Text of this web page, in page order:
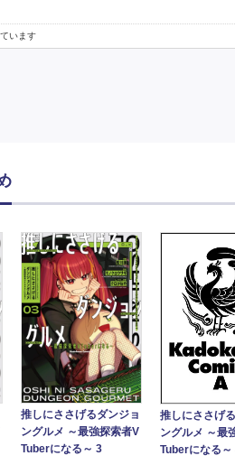
います
推しにささげるダンジョ
ングルメ ～最強探索者V
Tuberになる～ 3
推しにささげ
ングルメ ～最
Tuberになる～